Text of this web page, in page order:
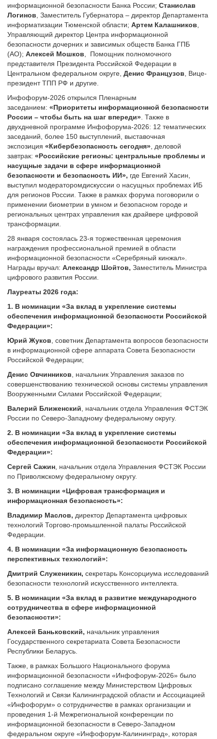
информационной безопасности Банка России; Станислав
Логинов , Заместитель Губернатора – директор Департамента
информатизации Тюменской области; Артем Калашников
Управляющий директор Центра информационной
безопасности дочерних и зависимых обществ Банка ГПБ
(АО); Алексей Мошков , Помощник полномочного
представителя Президента Российской Федерации в
Центральном федеральном округе, Денис Французов , Вице-
президент ТПП РФ и другие.
Инфофорум-2026 открылся Пленарным
заседанием: «Приоритеты информационной безопасности
России – чтобы быть на шаг впереди» . Также в
двухдневной программе Инфофорума-2026: 12 тематических
заседаний, более 150 выступлений, выставочная
экспозиция «Кибербезопасность сегодня» , деловой
завтрак: «Российские регионы: центральные проблемы и
насущные задачи в сфере информационной
безопасности и безопасность ИИ», где Евгений Хасин,
выступил модераторомдискуссии о насущных проблемах ИБ
для регионов России. Также в рамках форума поговорили о
применении биометрии в умном и безопасном городе и
региональных центрах управления как драйвере цифровой
трансформации.
28 января состоялась 23-я торжественная церемония
награждения профессиональной премией в области
информационной безопасности «Серебряный кинжал».
Награды вручал: Александр Шойтов, Заместитель Министра
цифрового развития России.
Лауреаты 2026 года:
1. В номинации «За вклад в укрепление системы
обеспечения информационной безопасности Российской
Федерации»:
Юрий Жуков , советник Департамента вопросов безопасности
в информационной сфере аппарата Совета Безопасности
Российской Федерации;
Денис Овчинников , начальник Управления заказов по
совершенствованию технической основы системы управления
Вооруженными Силами Российской Федерации;
Валерий Ближенский , начальник отдела Управления ФСТЭК
России по Северо-Западному федеральному округу.
2. В номинации «За вклад в укрепление системы
обеспечения информационной безопасности Российской
Федерации»:
Сергей Сажин , начальник отдела Управления ФСТЭК России
по Приволжскому федеральному округу.
3. В номинации «Цифровая трансформация и
информационная безопасность»:
Владимир Маслов, директор Департамента цифровых
технологий Торгово-промышленной палаты Российской
Федерации.
4. В номинации «За информационную безопасность
перспективных технологий»:
Дмитрий Служеникин, секретарь Консорциума исследований
безопасности технологий искусственного интеллекта.
5. В номинации «За вклад в развитие международного
сотрудничества в сфере информационной
безопасности»:
Алексей Баньковский, начальник управления
Государственного секретариата Совета Безопасности
Республики Беларусь.
Также, в рамках Большого Национального форума
информационной безопасности «Инфофорум-2026» было
подписано соглашение между Министерством Цифровых
Технологий и Связи Калининградской области и Ассоциацией
«Инфофорум» о сотрудничестве в рамках организации и
проведения 1-й Межрегиональной конференции по
информационной безопасности в Северо-Западном
федеральном округе «Инфофорум-Калининград», которая